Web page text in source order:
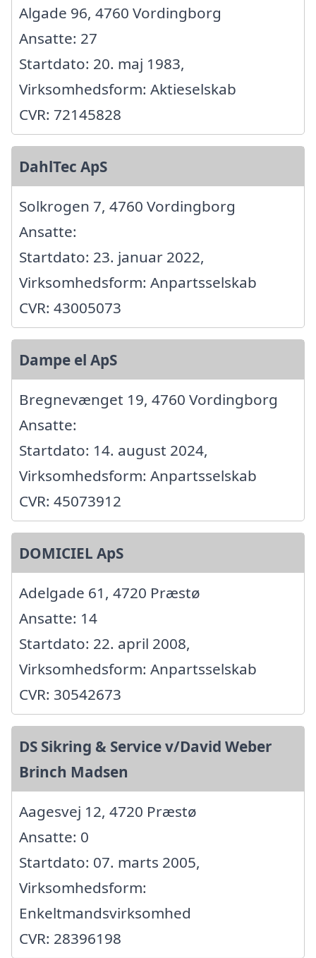
Algade 96, 4760 Vordingborg
Ansatte: 27
Startdato: 20. maj 1983,
Virksomhedsform: Aktieselskab
CVR: 72145828
DahlTec ApS
Solkrogen 7, 4760 Vordingborg
Ansatte:
Startdato: 23. januar 2022,
Virksomhedsform: Anpartsselskab
CVR: 43005073
Dampe el ApS
Bregnevænget 19, 4760 Vordingborg
Ansatte:
Startdato: 14. august 2024,
Virksomhedsform: Anpartsselskab
CVR: 45073912
DOMICIEL ApS
Adelgade 61, 4720 Præstø
Ansatte: 14
Startdato: 22. april 2008,
Virksomhedsform: Anpartsselskab
CVR: 30542673
DS Sikring & Service v/David Weber
Brinch Madsen
Aagesvej 12, 4720 Præstø
Ansatte: 0
Startdato: 07. marts 2005,
Virksomhedsform:
Enkeltmandsvirksomhed
CVR: 28396198